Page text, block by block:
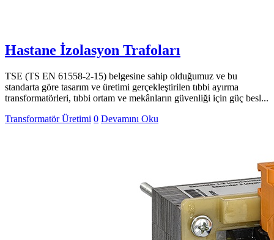
Hastane İzolasyon Trafoları
TSE (TS EN 61558-2-15) belgesine sahip olduğumuz ve bu
standarta göre tasarım ve üretimi gerçekleştirilen tıbbi ayırma
transformatörleri, tıbbi ortam ve mekânların güvenliği için güç besl...
Transformatör Üretimi 0 Devamını Oku